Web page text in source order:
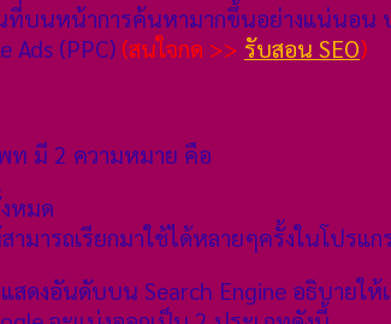
ที่บนหน้าการค้นหามากขึ้นอย่างแน่นอ
Ads (PPC) (สนใจกด >> รับสอน SEO)
ท มี 2 ความหมาย คือ
หมด
มารถเรียกมาใช้ได้หลายๆครั้งในโปรแ
สดงอันดับบน Search Engine อธิบายใ